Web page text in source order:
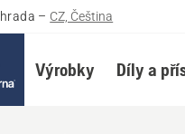
– CZ, Čeština
Výrobky Díly a